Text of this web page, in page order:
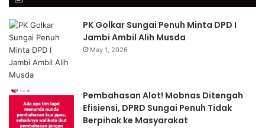
PK Golkar Sungai Penuh Minta DPD I
Jambi Ambil Alih Musda
May 1, 2026
Pembahasan Alot! Mobnas Ditengah
Efisiensi, DPRD Sungai Penuh Tidak
Berpihak ke Masyarakat